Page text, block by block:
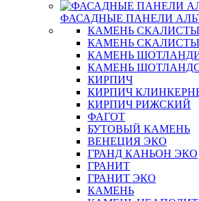
ФАСАДНЫЕ ПАНЕЛИ
КАМЕНЬ
КАМЕНЬ
КАМЕНЬ
КАМЕНЬ
КИРПИЧ
КИРПИЧ
КИРПИЧ РИЖСКИЙ
ФАГОТ
БУТОВЫЙ КАМЕНЬ
ВЕНЕЦИЯ ЭКО
ГРАНД КАНЬОН ЭКО
ГРАНИТ
ГРАНИТ ЭКО
КАМЕНЬ